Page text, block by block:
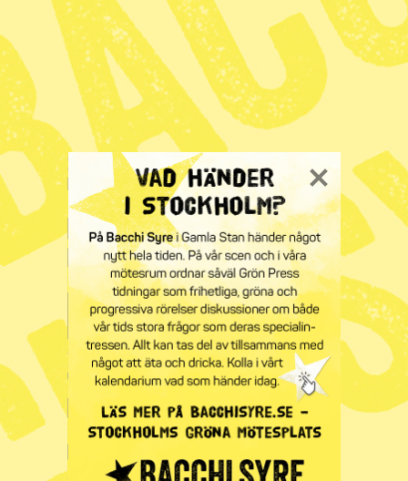
Prenumerera påSyre
Tipsa redaktionen
redaktionen@tidningensyre.se
Kundservice och support
Vanliga frågor